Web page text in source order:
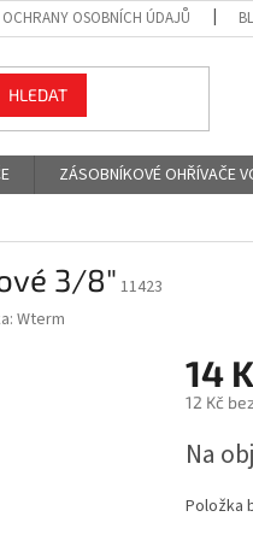
OSOBNÍCH ÚDAJŮ
HLEDAT
ZÁSOBNÍKOVÉ OHŘÍVAČE
3/8" 11423
Wterm
14
12 Kč
cena:
Na
Položka